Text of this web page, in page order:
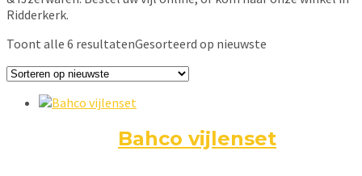
Ridderkerk.
Toont alle 6 resultatenGesorteerd op nieuwste
Bahco vijlenset